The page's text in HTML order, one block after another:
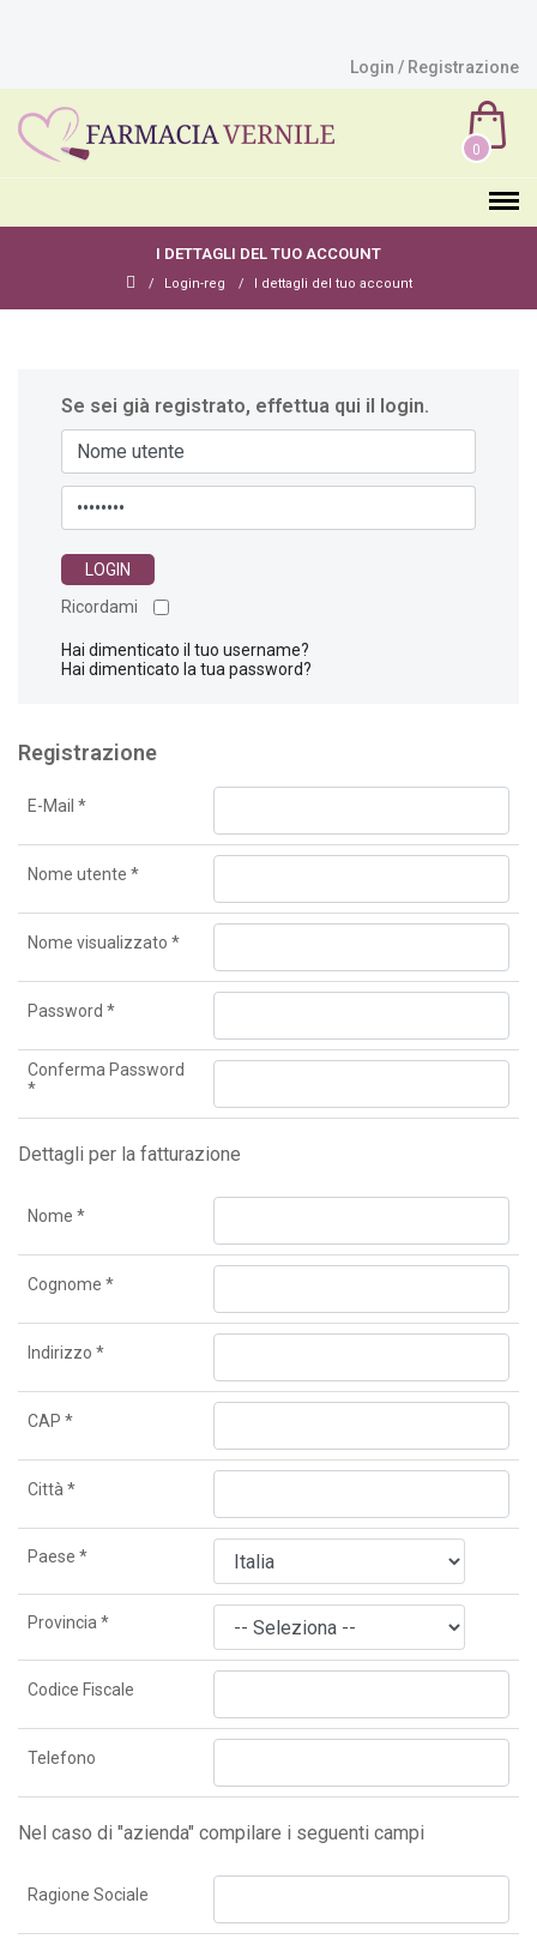
Login / Registrazione
0
I DETTAGLI DEL TUO ACCOUNT
Login-reg I dettagli del tuo account
Se sei già registrato, effettua qui il login.
Ricordami
Hai dimenticato il tuo username?
Hai dimenticato la tua password?
Registrazione
E-Mail *
Nome utente *
Nome visualizzato *
Password *
Conferma Password
*
Dettagli per la fatturazione
Nome *
Cognome *
Indirizzo *
CAP *
Città *
Paese *
Provincia *
Codice Fiscale
Telefono
Nel caso di "azienda" compilare i seguenti campi
Ragione Sociale